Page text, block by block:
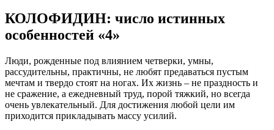
КОЛОФИДИН: число истинных
особенностей «4»
Люди, рожденные под влиянием четверки, умны,
рассудительны, практичны, не любят предаваться пустым
мечтам и твердо стоят на ногах. Их жизнь – не праздность и
не сражение, а ежедневный труд, порой тяжкий, но всегда
очень увлекательный. Для достижения любой цели им
приходится прикладывать массу усилий.